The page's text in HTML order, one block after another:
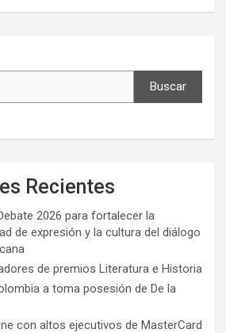
Buscar
Recientes
2026 para fortalecer la
de expresión y la cultura del diálogo
de premios Literatura e Historia
a toma posesión de De la
con altos ejecutivos de MasterCard